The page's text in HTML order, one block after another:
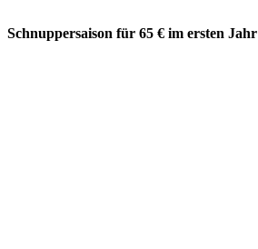
Schnuppersaison für 65 € im ersten Jahr